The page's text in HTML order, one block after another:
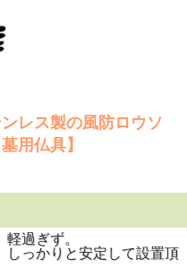
レス製の風防ロウソ
用仏具】
過ぎず。
しっかりと安定して設置頂